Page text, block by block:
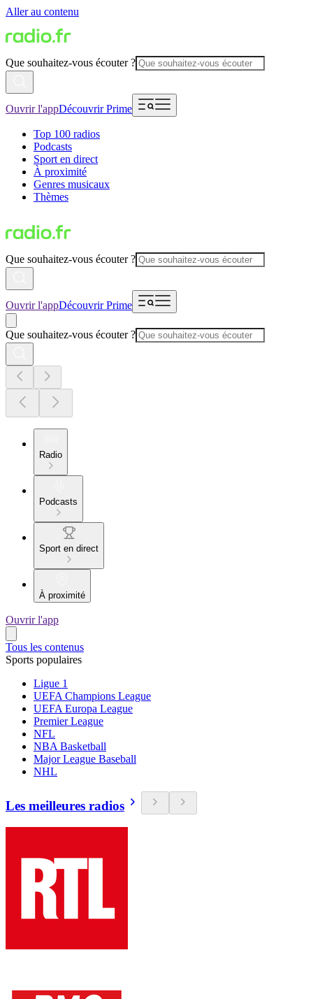
Aller au contenu
Que souhaitez-vous écouter ?
Ouvrir l'appDécouvrir Prime
Top 100 radios
Podcasts
Sport en direct
À proximité
Genres musicaux
Thèmes
Que souhaitez-vous écouter ?
Ouvrir l'appDécouvrir Prime
Que souhaitez-vous écouter ?
Radio
Podcasts
Sport en direct
À proximité
Ouvrir l'app
Tous les contenus
Sports populaires
Ligue 1
UEFA Champions League
UEFA Europa League
Premier League
NFL
NBA Basketball
Major League Baseball
NHL
Les meilleures radios